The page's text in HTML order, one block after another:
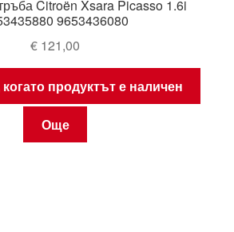
Citroën Xsara Picasso 1.6i
9653436080
€ 121,00
продуктът е наличен
Още